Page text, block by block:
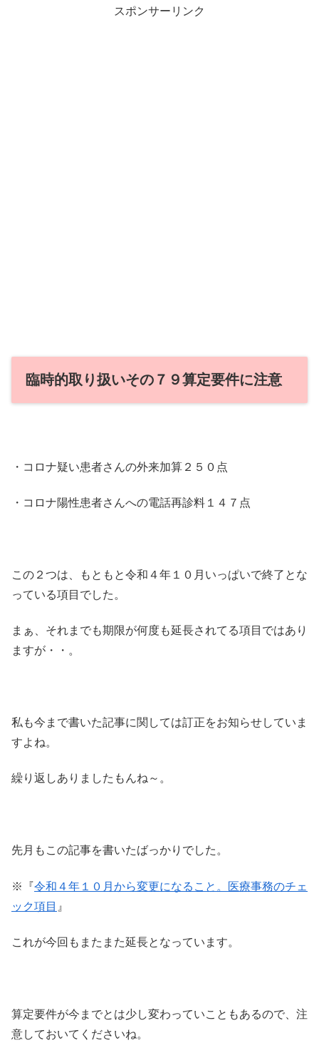
スポンサーリンク
臨時的取り扱いその７９算定要件に注意
・コロナ疑い患者さんの外来加算２５０点
・コロナ陽性患者さんへの電話再診料１４７点
この２つは、もともと令和４年１０月いっぱいで終了とな
っている項目でした。
まぁ、それまでも期限が何度も延長されてる項目ではあり
ますが・・。
私も今まで書いた記事に関しては訂正をお知らせしていま
すよね。
繰り返しありましたもんね～。
先月もこの記事を書いたばっかりでした。
※『令和４年１０月から変更になること。医療事務のチェ
ック項目 』
これが今回もまたまた延長となっています。
算定要件が今までとは少し変わっていこともあるので、注
意しておいてくださいね。